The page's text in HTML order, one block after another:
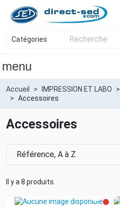
menu
Accueil IMPRESSION ET LABO
Accessoires
Accessoires
Il y a 8 produits.
Référence, A à Z